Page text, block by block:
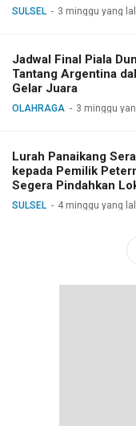
SULSEL 3 minggu yang
Jadwal Final Piala
Tantang Argentina
Gelar Juara
OLAHRAGA 3 minggu
Lurah Panaikang
kepada Pemilik
Segera Pindahkan
SULSEL 4 minggu yang